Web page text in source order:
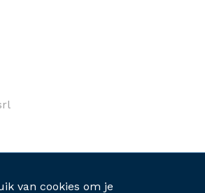
van cookies om je